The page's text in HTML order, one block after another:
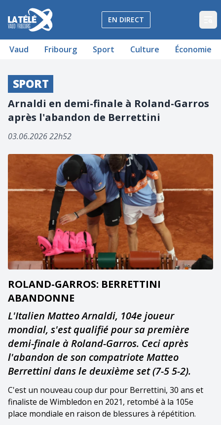
La Télé - Télévision régionale Vaud et Fribourg
EN DIRECT
Vaud Fribourg Sport Culture Économie
SPORT
Arnaldi en demi-finale à Roland-Garros
après l'abandon de Berrettini
03.06.2026 22h52
ROLAND-GARROS: BERRETTINI
ABANDONNE
L'Italien Matteo Arnaldi, 104e joueur
mondial, s'est qualifié pour sa première
demi-finale à Roland-Garros. Ceci après
l'abandon de son compatriote Matteo
Berrettini dans le deuxième set (7-5 5-2).
C'est un nouveau coup dur pour Berrettini, 30 ans et
finaliste de Wimbledon en 2021, retombé à la 105e
place mondiale en raison de blessures à répétition.